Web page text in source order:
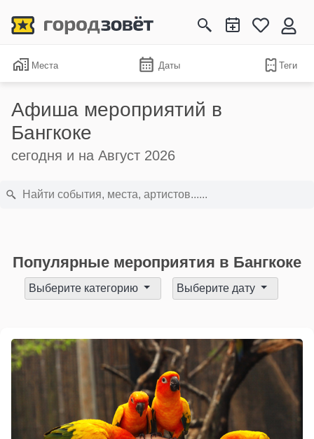
Места Даты Теги
Афиша мероприятий в
Бангкоке
сегодня и на Август 2026
Популярные мероприятия в Бангкоке
Выберите категорию Выберите дату